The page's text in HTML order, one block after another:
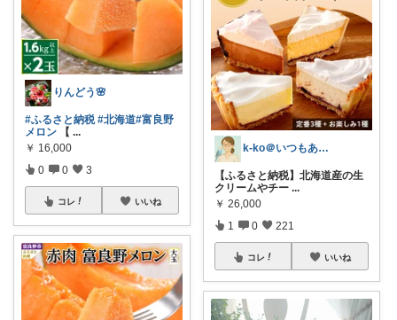
りんどう🌸
#ふるさと納税 #北海道#富良野
メロン 【 ...
￥ 16,000
0 0 3
コレ いいね
k-ko＠いつもありがとうございます♡
【ふるさと納税】北海道産の生
クリームやチー ...
￥ 26,000
1 0 221
コレ いいね